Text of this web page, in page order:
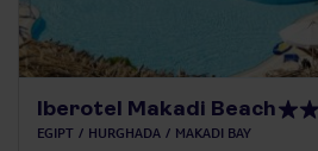
Iberotel Makadi Beach
EGIPT HURGHADA MAKADI BAY